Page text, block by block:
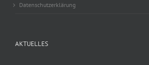
Datenschutzerklärung
AKTUELLES